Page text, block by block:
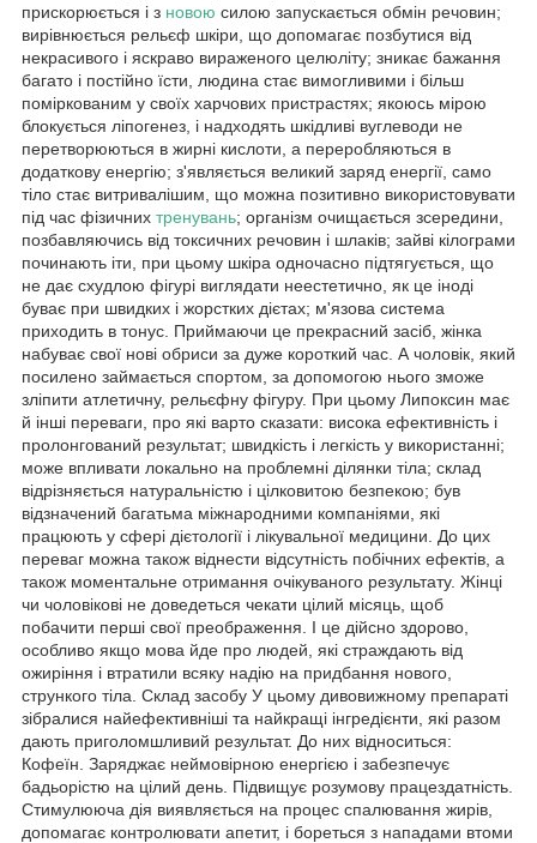
прискорюється і з новою силою запускається обмін речовин;
вирівнюється рельєф шкіри, що допомагає позбутися від
некрасивого і яскраво вираженого целюліту; зникає бажання
багато і постійно їсти, людина стає вимогливими і більш
поміркованим у своїх харчових пристрастях; якоюсь мірою
блокується ліпогенез, і надходять шкідливі вуглеводи не
перетворюються в жирні кислоти, а переробляються в
додаткову енергію; з'являється великий заряд енергії, само
тіло стає витривалішим, що можна позитивно використовувати
під час фізичних тренувань; організм очищається зсередини,
позбавляючись від токсичних речовин і шлаків; зайві кілограми
починають іти, при цьому шкіра одночасно підтягується, що
не дає схудлою фігурі виглядати неестетично, як це іноді
буває при швидких і жорстких дієтах; м'язова система
приходить в тонус. Приймаючи це прекрасний засіб, жінка
набуває свої нові обриси за дуже короткий час. А чоловік, який
посилено займається спортом, за допомогою нього зможе
зліпити атлетичну, рельєфну фігуру. При цьому Липоксин має
й інші переваги, про які варто сказати: висока ефективність і
пролонгований результат; швидкість і легкість у використанні;
може впливати локально на проблемні ділянки тіла; склад
відрізняється натуральністю і цілковитою безпекою; був
відзначений багатьма міжнародними компаніями, які
працюють у сфері дієтології і лікувальної медицини. До цих
переваг можна також віднести відсутність побічних ефектів, а
також моментальне отримання очікуваного результату. Жінці
чи чоловікові не доведеться чекати цілий місяць, щоб
побачити перші свої преображення. І це дійсно здорово,
особливо якщо мова йде про людей, які страждають від
ожиріння і втратили всяку надію на придбання нового,
стрункого тіла. Склад засобу У цьому дивовижному препараті
зібралися найефективніші та найкращі інгредієнти, які разом
дають приголомшливий результат. До них відноситься:
Кофеїн. Заряджає неймовірною енергією і забезпечує
бадьорістю на цілий день. Підвищує розумову працездатність.
Стимулююча дія виявляється на процес спалювання жирів,
допомагає контролювати апетит, і бореться з нападами втоми